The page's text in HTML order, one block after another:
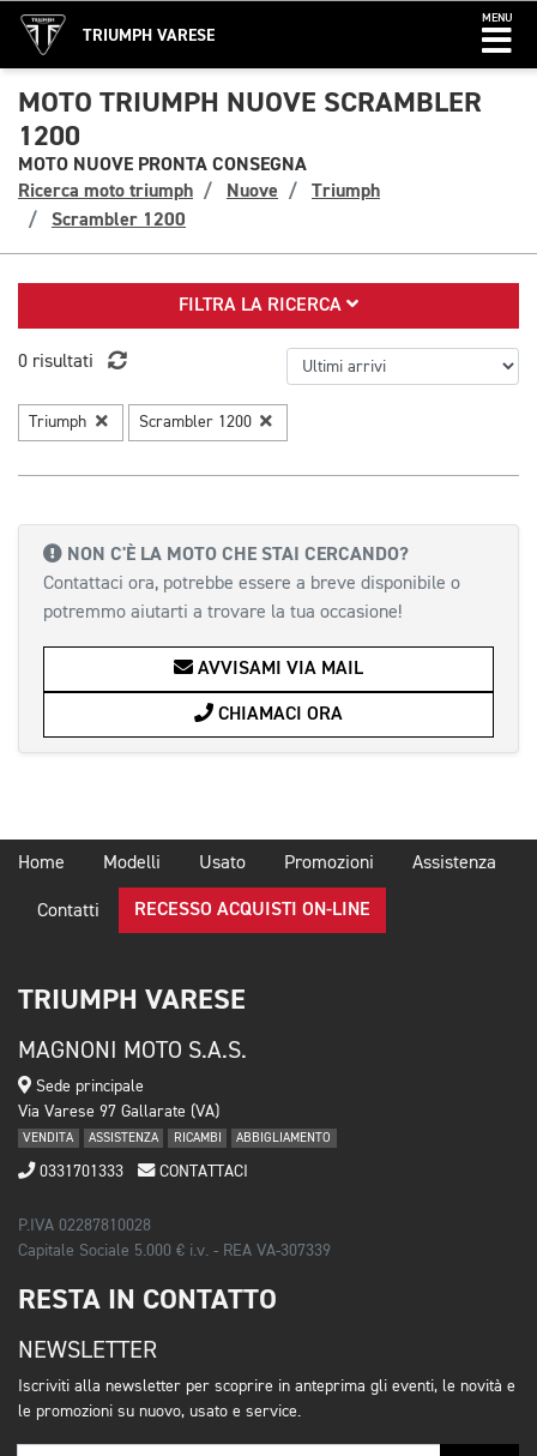
TRIUMPH VARESE
MENU
MOTO TRIUMPH NUOVE SCRAMBLER
1200
MOTO NUOVE PRONTA CONSEGNA
Ricerca moto triumph
Nuove
Triumph
Scrambler 1200
FILTRA LA RICERCA
0 risultati
Triumph Scrambler 1200
NON C'È LA MOTO CHE STAI CERCANDO?
Contattaci ora, potrebbe essere a breve disponibile o
potremmo aiutarti a trovare la tua occasione!
AVVISAMI VIA MAIL
CHIAMACI ORA
Home Modelli Usato Promozioni Assistenza
Contatti RECESSO ACQUISTI ON-LINE
TRIUMPH VARESE
MAGNONI MOTO S.A.S.
Sede principale
Via Varese 97 Gallarate (VA)
VENDITA ASSISTENZA RICAMBI ABBIGLIAMENTO
0331701333 CONTATTACI
P.IVA 02287810028
Capitale Sociale 5.000 € i.v. - REA VA-307339
RESTA IN CONTATTO
NEWSLETTER
Iscriviti alla newsletter per scoprire in anteprima gli eventi, le novità e
le promozioni su nuovo, usato e service.